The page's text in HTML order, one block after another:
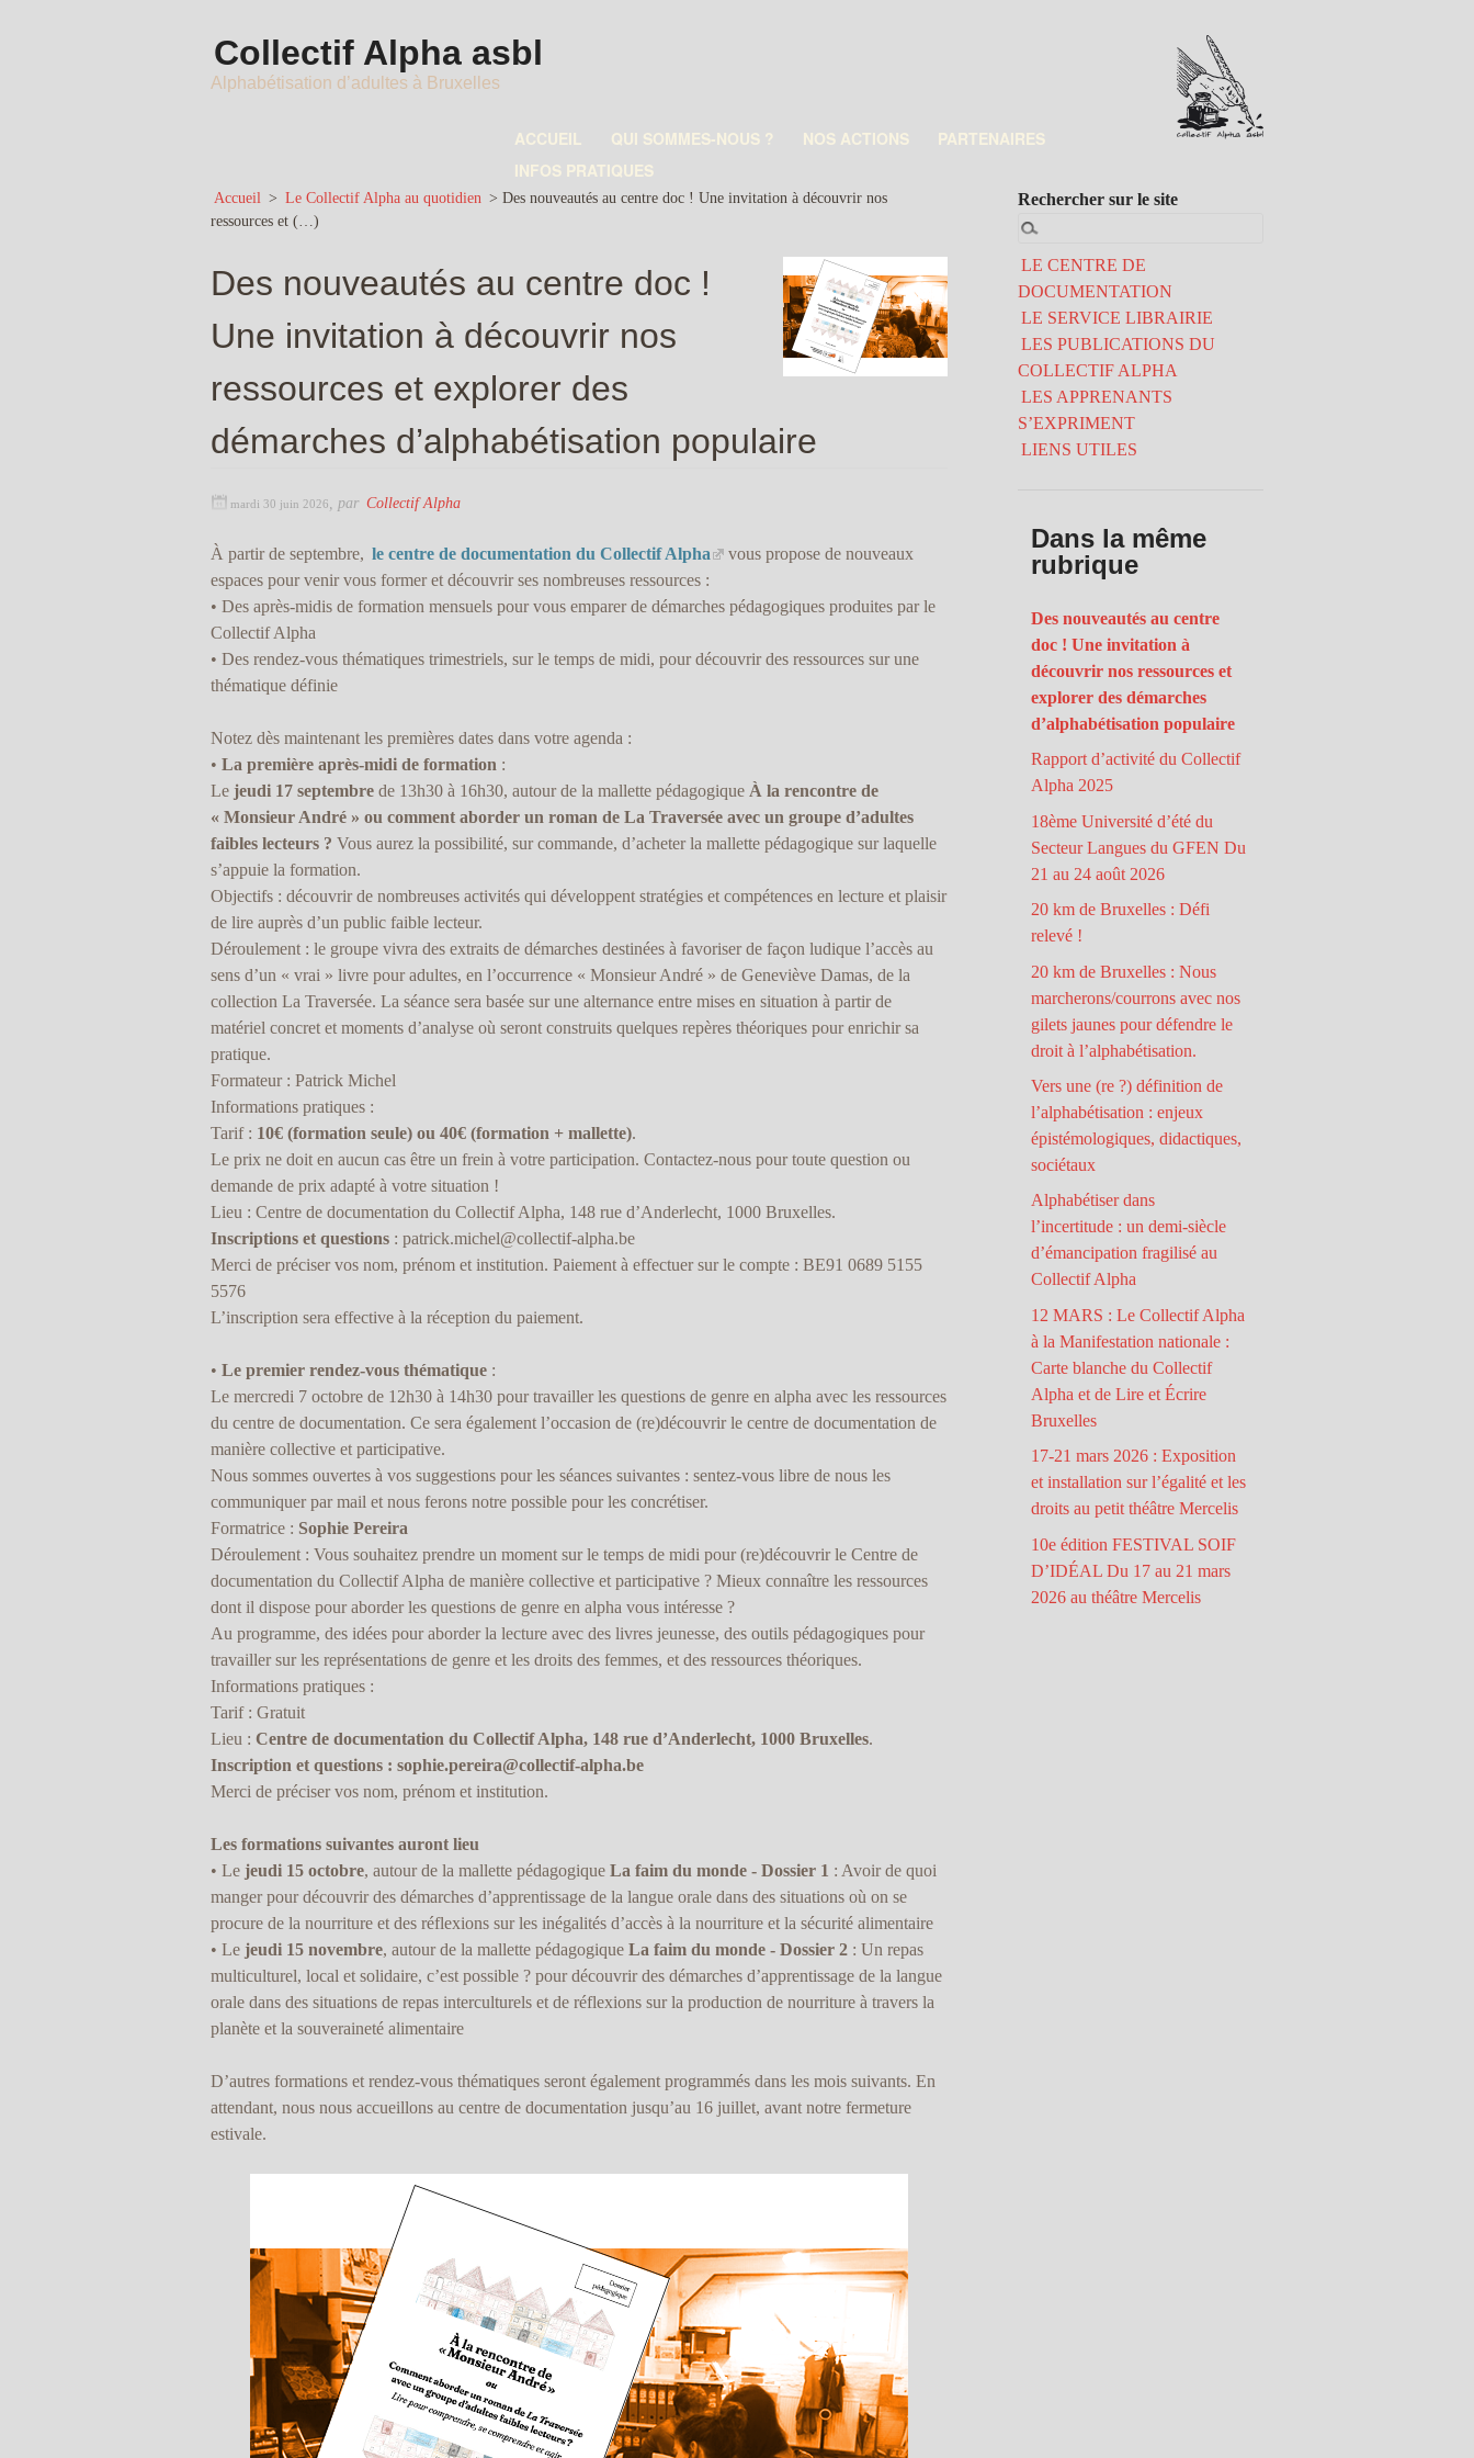
Collectif Alpha asbl
Alphabétisation d’adultes à Bruxelles
ACCUEIL QUI SOMMES-NOUS ? NOS ACTIONS
PARTENAIRES
INFOS PRATIQUES
Accueil > Le Collectif Alpha au quotidien > Des nouveautés au centre doc ! Une invitation à découvrir nos
ressources et (…)
Des nouveautés au centre doc !
Une invitation à découvrir nos
ressources et explorer des
démarches d’alphabétisation populaire
mardi 30 juin 2026 par Collectif Alpha
À partir de septembre, le centre de documentation du Collectif Alpha
vous propose de nouveaux
espaces pour venir vous former et découvrir ses nombreuses ressources :
• Des après-midis de formation mensuels pour vous emparer de démarches pédagogiques produites par le
Collectif Alpha
• Des rendez-vous thématiques trimestriels, sur le temps de midi, pour découvrir des ressources sur une
thématique définie
Notez dès maintenant les premières dates dans votre agenda :
• La première après-midi de formation :
Le jeudi 17 septembre de 13h30 à 16h30, autour de la mallette pédagogique À la rencontre de
« Monsieur André » ou comment aborder un roman de La Traversée avec un groupe d’adultes
faibles lecteurs ? Vous aurez la possibilité, sur commande, d’acheter la mallette pédagogique sur laquelle
s’appuie la formation.
Objectifs : découvrir de nombreuses activités qui développent stratégies et compétences en lecture et plaisir
de lire auprès d’un public faible lecteur.
Déroulement : le groupe vivra des extraits de démarches destinées à favoriser de façon ludique l’accès au
sens d’un « vrai » livre pour adultes, en l’occurrence « Monsieur André » de Geneviève Damas, de la
collection La Traversée. La séance sera basée sur une alternance entre mises en situation à partir de
matériel concret et moments d’analyse où seront construits quelques repères théoriques pour enrichir sa
pratique.
Formateur : Patrick Michel
Informations pratiques :
Tarif : 10€ (formation seule) ou 40€ (formation + mallette).
Le prix ne doit en aucun cas être un frein à votre participation. Contactez-nous pour toute question ou
demande de prix adapté à votre situation !
Lieu : Centre de documentation du Collectif Alpha, 148 rue d’Anderlecht, 1000 Bruxelles.
Inscriptions et questions : patrick.michel@collectif-alpha.be
Merci de préciser vos nom, prénom et institution. Paiement à effectuer sur le compte : BE91 0689 5155
5576
L’inscription sera effective à la réception du paiement.
• Le premier rendez-vous thématique :
Le mercredi 7 octobre de 12h30 à 14h30 pour travailler les questions de genre en alpha avec les ressources
du centre de documentation. Ce sera également l’occasion de (re)découvrir le centre de documentation de
manière collective et participative.
Nous sommes ouvertes à vos suggestions pour les séances suivantes : sentez-vous libre de nous les
communiquer par mail et nous ferons notre possible pour les concrétiser.
Formatrice : Sophie Pereira
Déroulement : Vous souhaitez prendre un moment sur le temps de midi pour (re)découvrir le Centre de
documentation du Collectif Alpha de manière collective et participative ? Mieux connaître les ressources
dont il dispose pour aborder les questions de genre en alpha vous intéresse ?
Au programme, des idées pour aborder la lecture avec des livres jeunesse, des outils pédagogiques pour
travailler sur les représentations de genre et les droits des femmes, et des ressources théoriques.
Informations pratiques :
Tarif : Gratuit
Lieu : Centre de documentation du Collectif Alpha, 148 rue d’Anderlecht, 1000 Bruxelles.
Inscription et questions : sophie.pereira@collectif-alpha.be
Merci de préciser vos nom, prénom et institution.
Les formations suivantes auront lieu
• Le jeudi 15 octobre, autour de la mallette pédagogique La faim du monde - Dossier 1 : Avoir de quoi
manger pour découvrir des démarches d’apprentissage de la langue orale dans des situations où on se
procure de la nourriture et des réflexions sur les inégalités d’accès à la nourriture et la sécurité alimentaire
• Le jeudi 15 novembre, autour de la mallette pédagogique La faim du monde - Dossier 2 : Un repas
multiculturel, local et solidaire, c’est possible ? pour découvrir des démarches d’apprentissage de la langue
orale dans des situations de repas interculturels et de réflexions sur la production de nourriture à travers la
planète et la souveraineté alimentaire
D’autres formations et rendez-vous thématiques seront également programmés dans les mois suivants. En
attendant, nous nous accueillons au centre de documentation jusqu’au 16 juillet, avant notre fermeture
estivale.
LE CENTRE DE
DOCUMENTATION
LE SERVICE LIBRAIRIE
LES PUBLICATIONS DU
COLLECTIF ALPHA
LES APPRENANTS
S’EXPRIMENT
LIENS UTILES
Rechercher sur le site
Dans la même
rubrique
Des nouveautés au centre
doc ! Une invitation à
découvrir nos ressources et
explorer des démarches
d’alphabétisation populaire
Rapport d’activité du Collectif
Alpha 2025
18ème Université d’été du
Secteur Langues du GFEN Du
21 au 24 août 2026
20 km de Bruxelles : Défi
relevé !
20 km de Bruxelles : Nous
marcherons/courrons avec nos
gilets jaunes pour défendre le
droit à l’alphabétisation.
Vers une (re ?) définition de
l’alphabétisation : enjeux
épistémologiques, didactiques,
sociétaux
Alphabétiser dans
l’incertitude : un demi-siècle
d’émancipation fragilisé au
Collectif Alpha
12 MARS : Le Collectif Alpha
à la Manifestation nationale :
Carte blanche du Collectif
Alpha et de Lire et Écrire
Bruxelles
17-21 mars 2026 : Exposition
et installation sur l’égalité et les
droits au petit théâtre Mercelis
10e édition FESTIVAL SOIF
D’IDÉAL Du 17 au 21 mars
2026 au théâtre Mercelis